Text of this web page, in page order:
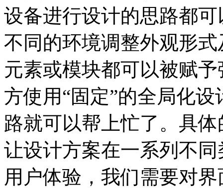
设备进行设计的思路都
不同的环境调整外观形
元素或模块都可以被赋
方使用“固定”的全局化
路就可以帮上忙了。具
让设计方案在一系列不
用户体验，我们需要对